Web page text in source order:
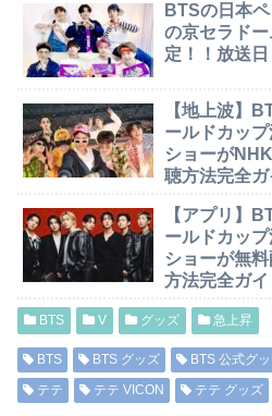
BTSの日本
の京セラド
定！！放送
【地上波】
ールドカッ
ショーが
聴方法完全ガ
【アプリ】
ールドカッ
ショーが無
方法完全ガイ
BTS V グッズ 急上昇
BTS BTS グッズ BTS 公式グ
テテ
テテ VICON テテ グッズ